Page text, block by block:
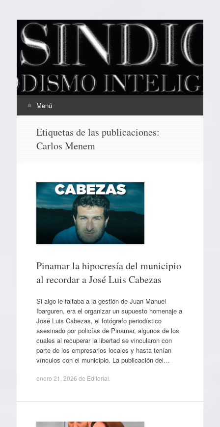
EL SINDICAL
Periodismo Inteligente
Menú
contenido
Etiquetas de las publicaciones:
Carlos Menem
Pinamar la hipocresía del municipio
al recordar a José Luis Cabezas
Si algo le faltaba a la gestión de Juan Manuel
Ibarguren, era el organizar un supuesto homenaje a
José Luis Cabezas, el fotógrafo periodístico
asesinado por policías de Pinamar, algunos de los
cuales al recuperar la libertad se vincularon con
parte de los empresarios locales y hasta tenían
vínculos con el municipio. La publicación del…
enero 21, 2026 de Editorial